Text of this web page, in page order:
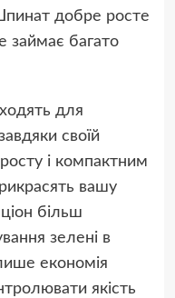
добре росте
займає багато
для
своїй
і компактним
вашу
більш
зелені в
економія
якість